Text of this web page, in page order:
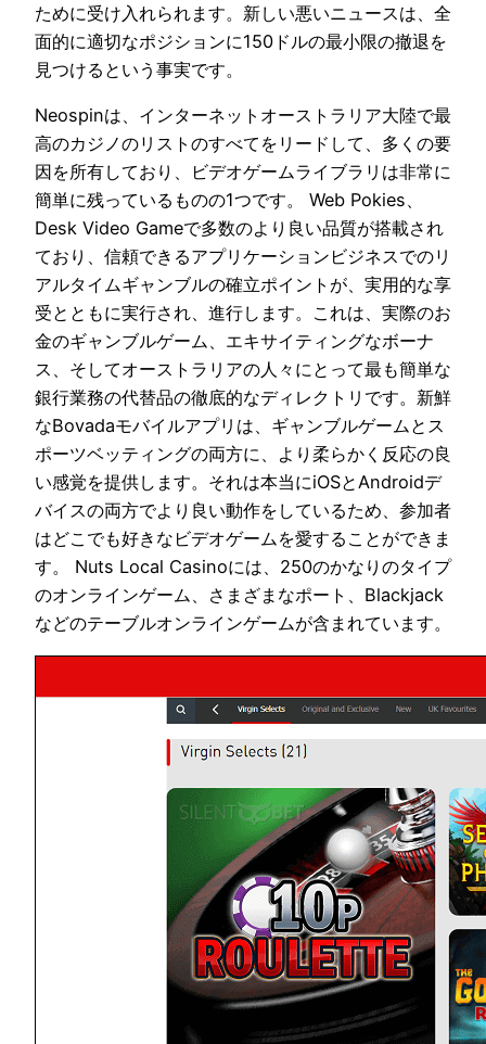
ために受け入れられます。新しい悪いニュースは、全
面的に適切なポジションに150ドルの最小限の撤退を
見つけるという事実です。
Neospinは、インターネットオーストラリア大陸で最
高のカジノのリストのすべてをリードして、多くの要
因を所有しており、ビデオゲームライブラリは非常に
簡単に残っているものの1つです。 Web Pokies、
Desk Video Gameで多数のより良い品質が搭載され
ており、信頼できるアプリケーションビジネスでのリ
アルタイムギャンブルの確立ポイントが、実用的な享
受とともに実行され、進行します。これは、実際のお
金のギャンブルゲーム、エキサイティングなボーナ
ス、そしてオーストラリアの人々にとって最も簡単な
銀行業務の代替品の徹底的なディレクトリです。新鮮
なBovadaモバイルアプリは、ギャンブルゲームとス
ポーツベッティングの両方に、より柔らかく反応の良
い感覚を提供します。それは本当にiOSとAndroidデ
バイスの両方でより良い動作をしているため、参加者
はどこでも好きなビデオゲームを愛することができま
す。 Nuts Local Casinoには、250のかなりのタイプ
のオンラインゲーム、さまざまなポート、Blackjack
などのテーブルオンラインゲームが含まれています。